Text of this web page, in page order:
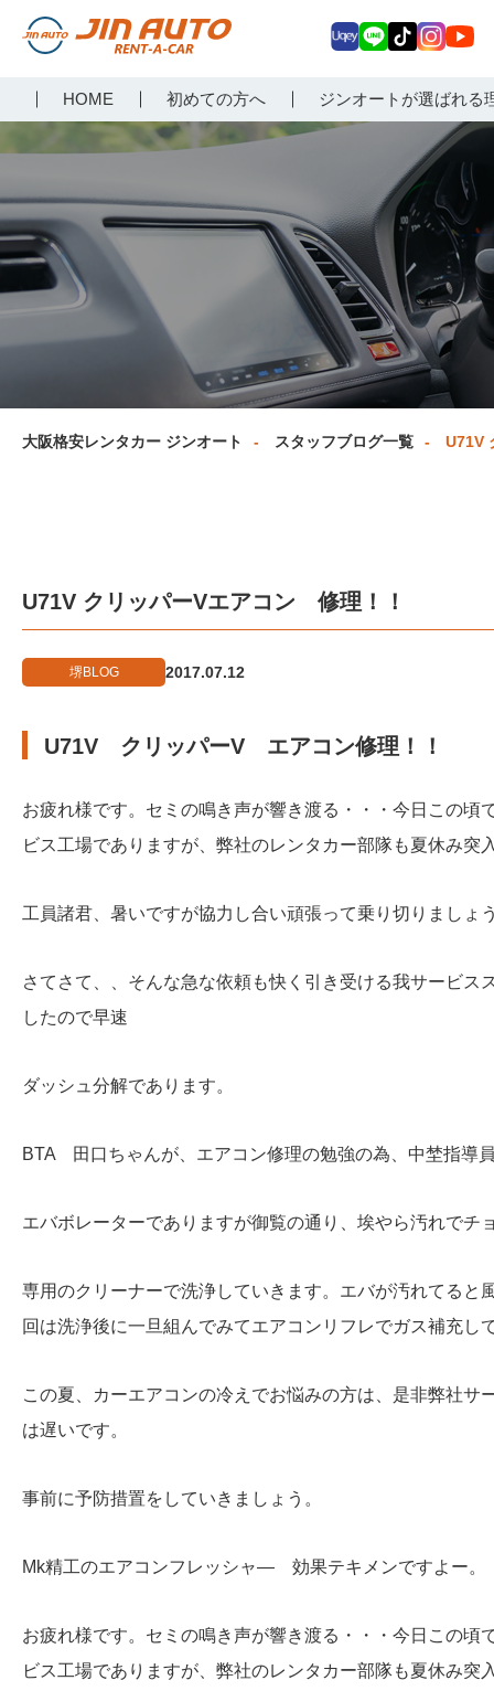
らジンオートレンタカー
HOME 初めての方へ ジンオートが選ばれる
ey E
Tokagr
am
uT
ub
大阪格安レンタカー ジンオート スタッフブログ一覧 U71V
U71V クリッパーVエアコン 修理！！
堺BLOG 2017.07.12
U71V クリッパーV エアコン修理！！
お疲れ様です。セミの鳴き声が響き渡る・・・今日この
ビス工場でありますが、弊社のレンタカー部隊も夏休み
工員諸君、暑いですが協力し合い頑張って乗り切りましょ
さてさて、、そんな急な依頼も快く引き受ける我サービ
したので早速
ダッシュ分解であります。
BTA 田口ちゃんが、エアコン修理の勉強の為、中埜指導
エバボレーターでありますが御覧の通り、埃やら汚れでチ
専用のクリーナーで洗浄していきます。エバが汚れてると
回は洗浄後に一旦組んでみてエアコンリフレでガス補充し
この夏、カーエアコンの冷えでお悩みの方は、是非弊社
は遅いです。
事前に予防措置をしていきましょう。
Mk精工のエアコンフレッシャ― 効果テキメンですよー。
お疲れ様です。セミの鳴き声が響き渡る・・・今日この
ビス工場でありますが、弊社のレンタカー部隊も夏休み